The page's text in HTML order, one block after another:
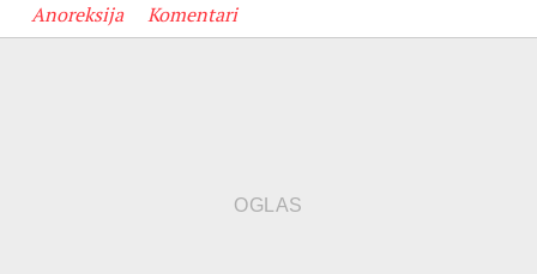
Anoreksija
Komentari